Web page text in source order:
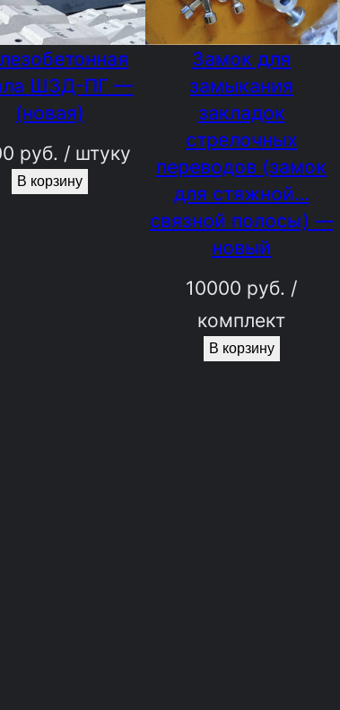
Ш3Д-ПГ —
(новая)
руб. / штуку
В корзину
Замок для
замыкания
закладок
стрелочных
переводов (замок
для стяжной…
связной полосы) —
новый
10000 руб. /
комплект
В корзину